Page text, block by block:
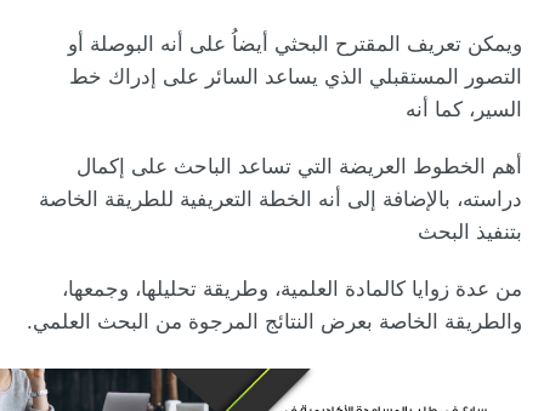
ويمكن تعريف المقترح البحثي أيضاُ على أنه البوصلة أو
التصور المستقبلي الذي يساعد السائر على إدراك خط
السير، كما أنه
أهم الخطوط العريضة التي تساعد الباحث على إكمال
دراسته، بالإضافة إلى أنه الخطة التعريفية للطريقة الخاصة
بتنفيذ البحث
من عدة زوايا كالمادة العلمية، وطريقة تحليلها، وجمعها،
والطريقة الخاصة بعرض النتائج المرجوة من البحث العلمي.